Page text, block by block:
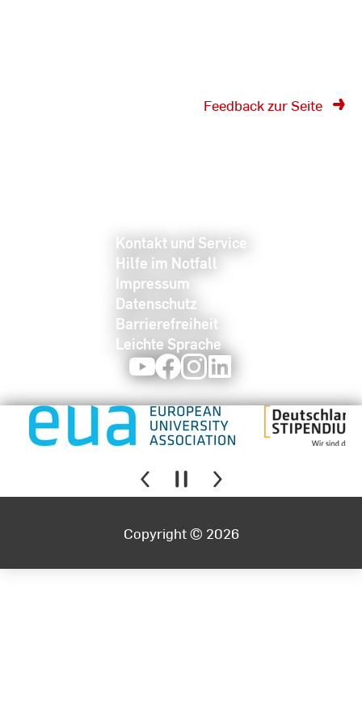
Feedback zur Seite
Kontakt und Service
Hilfe im Notfall
Impressum
Datenschutz
Barrierefreiheit
Leichte Sprache
YoutubeFacebookInstagram
Copyright © 2026